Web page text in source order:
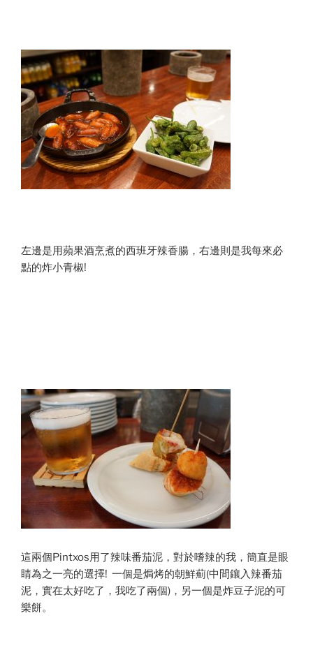
左邊是用蘋果酒烹煮的西班牙辣香腸，右邊則是我每來必
點的炸小青椒!
這兩個Pintxos用了辣味番茄泥，對於嗜辣的我，簡直是眼
睛為之一亮的選擇! 一個是焗烤的朝鮮薊(中間鑲入辣番茄
泥，實在太好吃了，我吃了兩個)，另一個是炸豆子泥的可
樂餅。